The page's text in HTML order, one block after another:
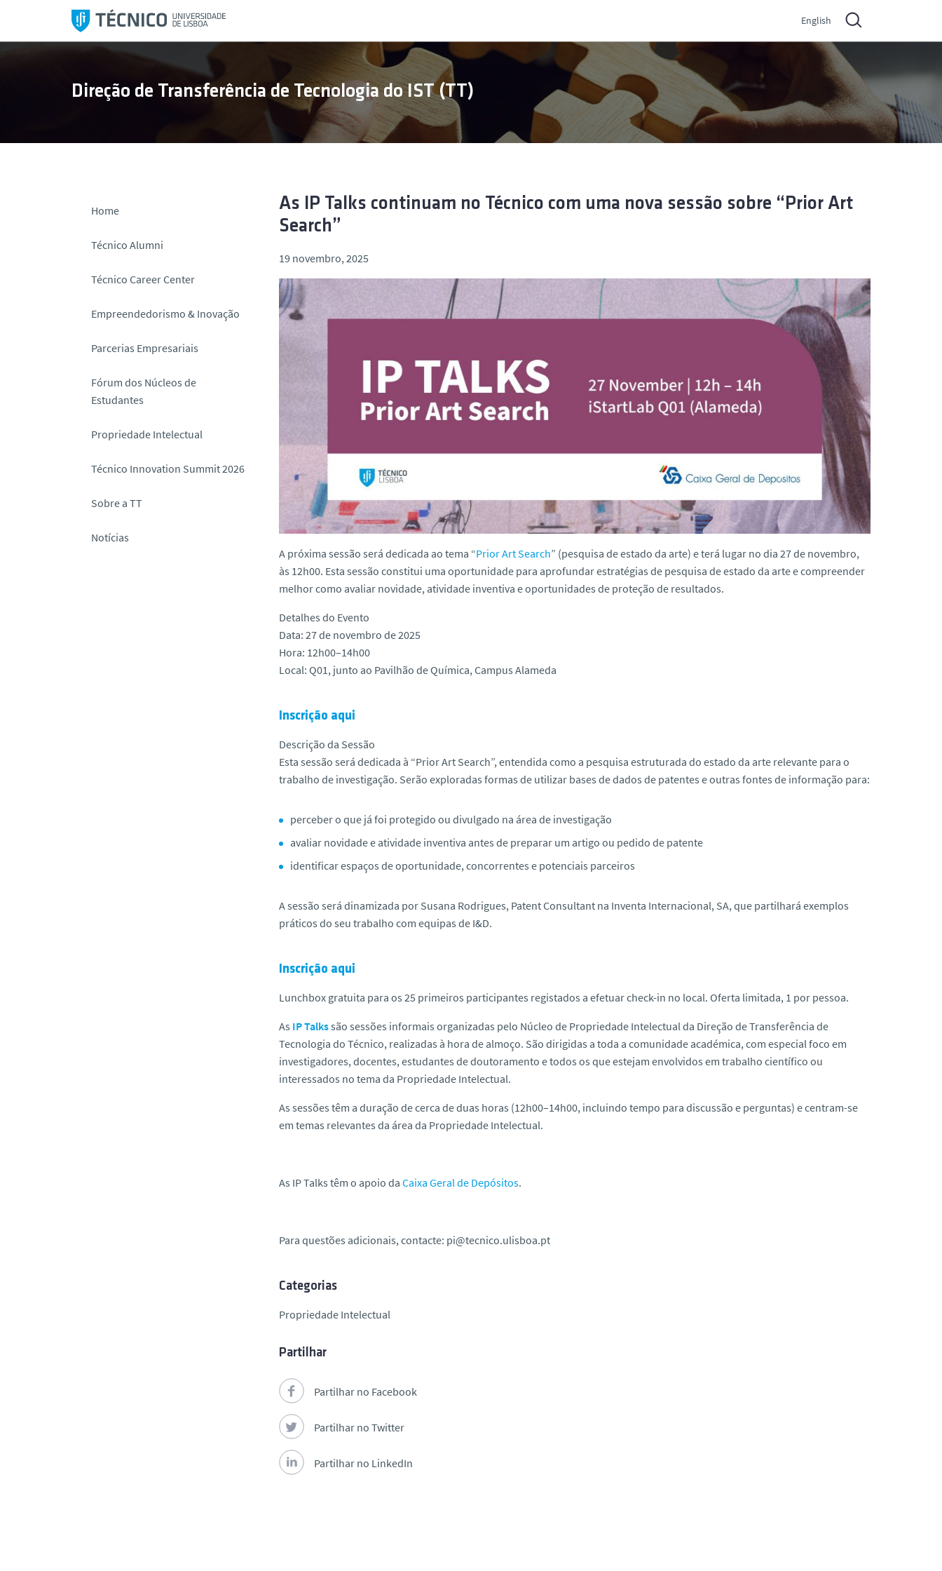
l
English
Direção de Transferência de Tecnologia do IST (TT)
Home
Técnico Alumni
Técnico Career Center
Empreendedorismo & Inovação
Parcerias Empresariais
Fórum dos Núcleos de
Estudantes
Propriedade Intelectual
Técnico Innovation Summit 2026
Sobre a TT
Notícias
As IP Talks continuam no Técnico com uma nova sessão sobre “Prior Art
Search”
19 novembro, 2025
A próxima sessão será dedicada ao tema “Prior Art Search” (pesquisa de estado da arte) e terá lugar no dia 27 de novembro,
às 12h00. Esta sessão constitui uma oportunidade para aprofundar estratégias de pesquisa de estado da arte e compreender
melhor como avaliar novidade, atividade inventiva e oportunidades de proteção de resultados.
Detalhes do Evento
Data: 27 de novembro de 2025
Hora: 12h00–14h00
Local: Q01, junto ao Pavilhão de Química, Campus Alameda
Inscrição aqui
Descrição da Sessão
Esta sessão será dedicada à “Prior Art Search”, entendida como a pesquisa estruturada do estado da arte relevante para o
trabalho de investigação. Serão exploradas formas de utilizar bases de dados de patentes e outras fontes de informação para:
perceber o que já foi protegido ou divulgado na área de investigação
avaliar novidade e atividade inventiva antes de preparar um artigo ou pedido de patente
identificar espaços de oportunidade, concorrentes e potenciais parceiros
A sessão será dinamizada por Susana Rodrigues, Patent Consultant na Inventa Internacional, SA, que partilhará exemplos
práticos do seu trabalho com equipas de I&D.
Inscrição aqui
Lunchbox gratuita para os 25 primeiros participantes registados a efetuar check-in no local. Oferta limitada, 1 por pessoa.
As IP Talkssão sessões informais organizadas pelo Núcleo de Propriedade Intelectual da Direção de Transferência de
Tecnologia do Técnico, realizadas à hora de almoço. São dirigidas a toda a comunidade académica, com especial foco em
investigadores, docentes, estudantes de doutoramento e todos os que estejam envolvidos em trabalho científico ou
interessados no tema da Propriedade Intelectual.
As sessões têm a duração de cerca de duas horas (12h00–14h00, incluindo tempo para discussão e perguntas) e centram-se
em temas relevantes da área da Propriedade Intelectual.
As IP Talks têm o apoio da Caixa Geral de Depósitos.
Para questões adicionais, contacte: pi@tecnico.ulisboa.pt
Categorias
Propriedade Intelectual
Partilhar
Partilhar no Facebook
Partilhar no Twitter
Partilhar no LinkedIn